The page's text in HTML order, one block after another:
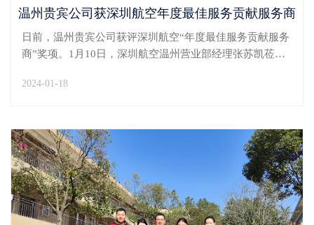
温州贵宾公司获深圳航空年度最佳服务贡献服务商
日前，温州贵宾公司获评深圳航空“年度最佳服务贡献服务
商”奖项。1月10日，深圳航空温州营业部经理张苏凯莅临
温州贵宾公司优质服务表达肯定，对员工辛勤付出表示衷
2024-01-18